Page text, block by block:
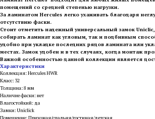
помещений со средней степенью нагрузки.
За ламинатом Hercules легко ухаживать благодаря
отсутствию фаски.
Стоит отметить надежный универсальный замок
собирать ламинат как угловым, так и подбивным
удобно при укладке последних рядов ламината или
местах. Замок удобен и в тех случаях, когда монтаж
Важной особенностью данной коллекции является
Характеристики
Коллекция: Hercules HWR
Класс: 32
Толщина: 8 мм
Наличие фаски: нет
Влагостойкий: да
Замки: Uniclick